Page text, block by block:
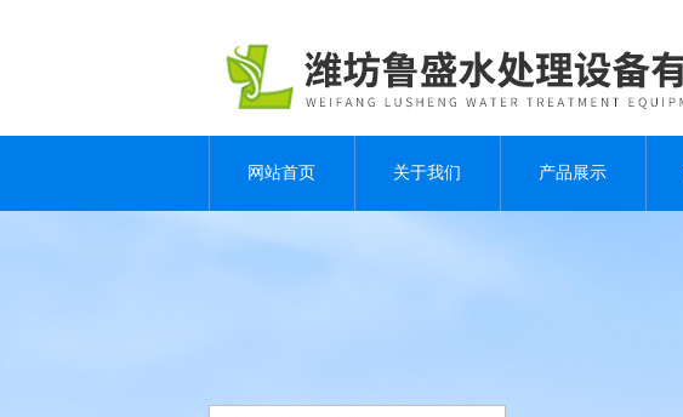
网站首页 关于我们 产品展示